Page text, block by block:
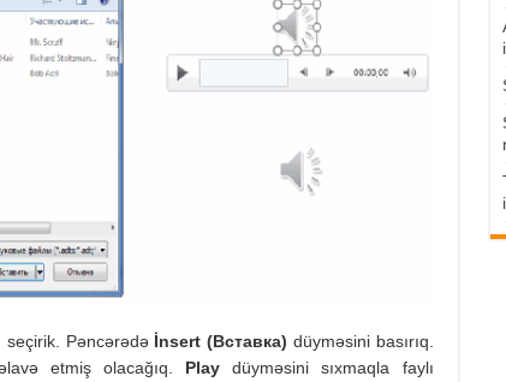
seçirik. Pəncərədə İnsert (Вставка) düyməsini basırıq.
etmiş olacağıq. Play düyməsini sıxmaqla faylı